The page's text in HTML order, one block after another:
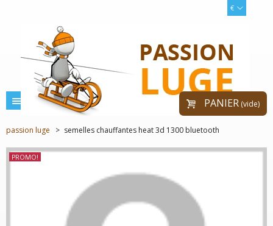
€
PANIER (vide)
menu
passion luge > semelles chauffantes heat 3d 1300 bluetooth
PROMO!